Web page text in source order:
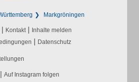
Markgröningen
| Kontakt | Inhalte melden
| Datenschutz
| Auf Instagram folgen